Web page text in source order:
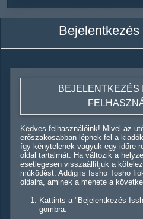
BEJELENTKEZÉS
Kedves felhasználóink! Mivel az
erőszakosabban lépnek fel a
így kénytelenek vagyuk egy időre
oldal tartalmát. Ha változik a
esetlegesen visszaállítjuk a
működést. Addig is Issho Tosho
oldalra, aminek a menete a
Kattints a "Bejelentkezés
gombra: